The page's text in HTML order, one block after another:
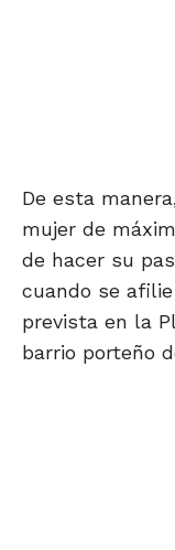
De esta
mujer de
de hacer su
cuando se
prevista en la
barrio porteño